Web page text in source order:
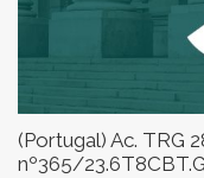
(Portugal) Ac. TRG
nº365/